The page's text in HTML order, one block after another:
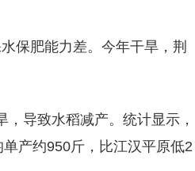
保肥能力差。今年干旱，荆
导致水稻减产。统计显示，
产约950斤，比江汉平原低2